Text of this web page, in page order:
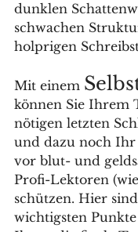
dunklen
schwachen
holprigen
Mit einem
können Sie Ihrem
nötigen letzten
und dazu noch
vor blut- und
Profi-Lektoren
schützen. Hier
wichtigsten